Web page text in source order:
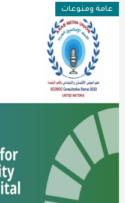
عامة ومنوعات
عربية ودولية
تقنيات
تحقيقات صحفية
مقالات
عامة ومنوعات
طب وصحة